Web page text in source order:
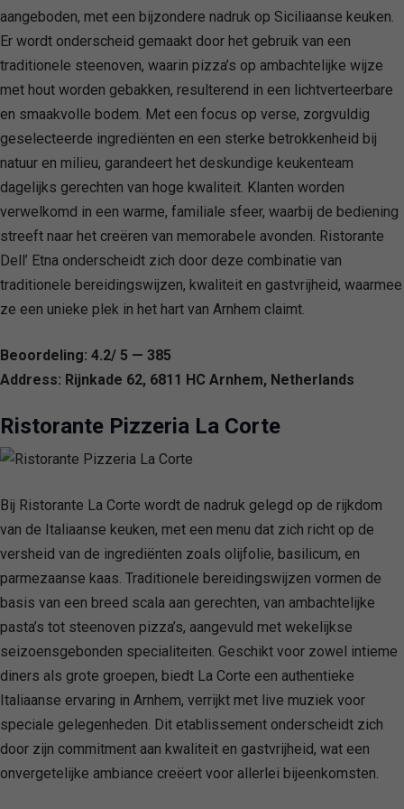
aangeboden, met een bijzondere nadruk op Siciliaanse keuken.
Er wordt onderscheid gemaakt door het gebruik van een
traditionele steenoven, waarin pizza’s op ambachtelijke wijze
met hout worden gebakken, resulterend in een lichtverteerbare
en smaakvolle bodem. Met een focus op verse, zorgvuldig
geselecteerde ingrediënten en een sterke betrokkenheid bij
natuur en milieu, garandeert het deskundige keukenteam
dagelijks gerechten van hoge kwaliteit. Klanten worden
verwelkomd in een warme, familiale sfeer, waarbij de bediening
streeft naar het creëren van memorabele avonden. Ristorante
Dell’ Etna onderscheidt zich door deze combinatie van
traditionele bereidingswijzen, kwaliteit en gastvrijheid, waarmee
ze een unieke plek in het hart van Arnhem claimt.
Beoordeling: 4.2/ 5 — 385
Address: Rijnkade 62, 6811 HC Arnhem, Netherlands
Ristorante Pizzeria La Corte
Bij Ristorante La Corte wordt de nadruk gelegd op de rijkdom
van de Italiaanse keuken, met een menu dat zich richt op de
versheid van de ingrediënten zoals olijfolie, basilicum, en
parmezaanse kaas. Traditionele bereidingswijzen vormen de
basis van een breed scala aan gerechten, van ambachtelijke
pasta’s tot steenoven pizza’s, aangevuld met wekelijkse
seizoensgebonden specialiteiten. Geschikt voor zowel intieme
diners als grote groepen, biedt La Corte een authentieke
Italiaanse ervaring in Arnhem, verrijkt met live muziek voor
speciale gelegenheden. Dit etablissement onderscheidt zich
door zijn commitment aan kwaliteit en gastvrijheid, wat een
onvergetelijke ambiance creëert voor allerlei bijeenkomsten.